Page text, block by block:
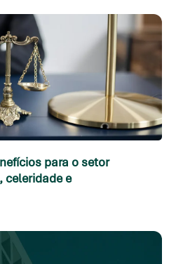
para o setor
celeridade e